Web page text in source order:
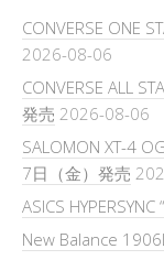
CONVERSE ONE
2026-08-06
CONVERSE ALL
発売 2026-08-06
SALOMON XT-4
7日（金）発売
ASICS
New Balance